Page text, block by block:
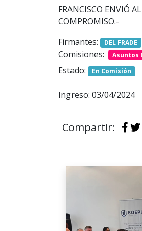
FRANCISCO ENVIÓ
COMPROMISO.-
Firmantes:
DEL FRADE
Comisiones: Asuntos
Estado: En Comisión
Ingreso: 03/04/2024
Compartir: